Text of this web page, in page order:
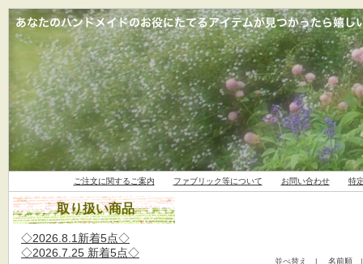
ご注文に関するご案内 ファブリック等について お問い合わせ 特
取り扱い商品
◇2026.8.1新着5点◇
◇2026.7.25 新着5点◇
並べ替え | 名前順